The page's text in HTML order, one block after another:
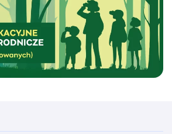
Zapisz się na zajęcia